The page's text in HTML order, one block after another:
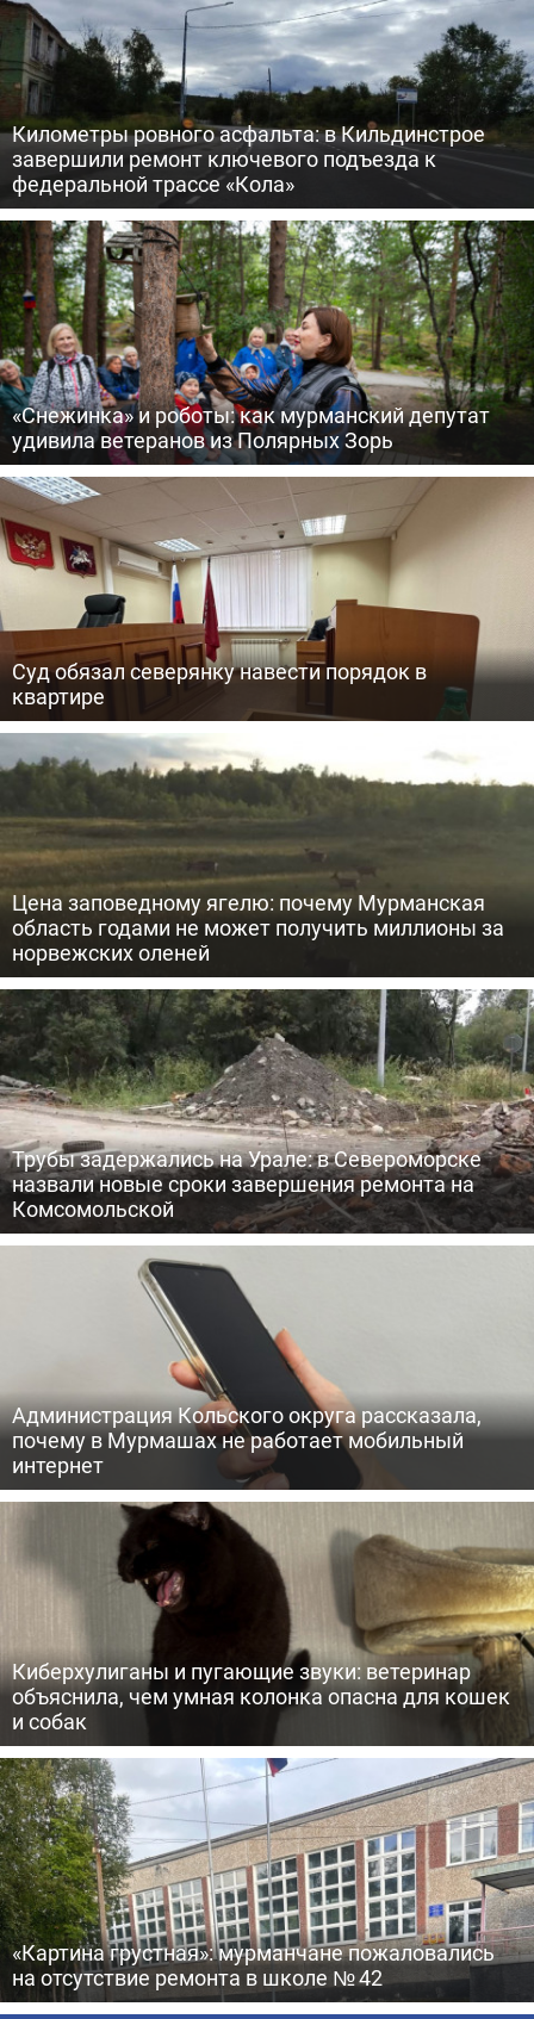
Километры ровного асфальта: в Кильдинстрое
завершили ремонт ключевого подъезда к
федеральной трассе «Кола»
«Снежинка» и роботы: как мурманский депутат
удивила ветеранов из Полярных Зорь
Суд обязал северянку навести порядок в
квартире
Цена заповедному ягелю: почему Мурманская
область годами не может получить миллионы за
норвежских оленей
Трубы задержались на Урале: в Североморске
назвали новые сроки завершения ремонта на
Комсомольской
Администрация Кольского округа рассказала,
почему в Мурмашах не работает мобильный
интернет
Киберхулиганы и пугающие звуки: ветеринар
объяснила, чем умная колонка опасна для кошек
и собак
«Картина грустная»: мурманчане пожаловались
на отсутствие ремонта в школе № 42